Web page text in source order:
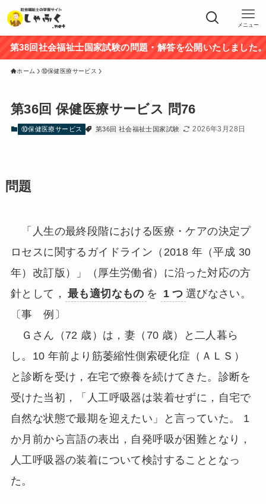
メニュー
回社会福祉士国家試験の問題・解答を公開いたしました。途
ホーム ⑩保健医療サービス
第36回 保健医療サービス 問76
⑩保健医療サービス 第36回 社会福祉士国家試験 2026年3月28日
問題
「人生の最終段階における医療・ケアの決定プ
ロセスに関するガイドライン（2018 年（平成 30
年）改訂版）」（厚生労働省）に沿った対応の方
針として， 最も適切なもの を 1 つ 選びなさい。
〔事 例〕
Ｇさん（72 歳）は，妻（70 歳）と二人暮ら
し。10 年前より筋萎縮性側索硬化症（ＡＬＳ）
と診断を受け，在宅で療養を続けてきた。診断を
受けた当初，「人工呼吸器は装着せずに，自宅で
自然な状態で最期を迎えたい」と言っていた。 1
か月前から言語の表出，自発呼吸が困難となり，
人工呼吸器の装着について検討することとなっ
た。